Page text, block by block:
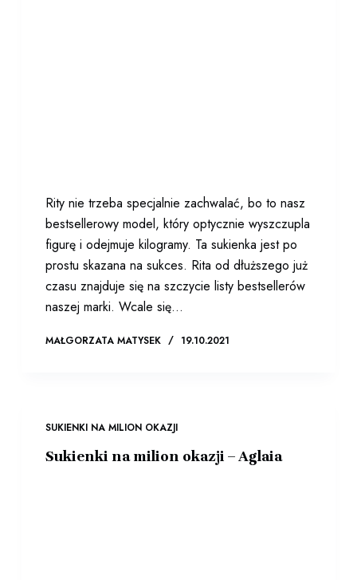
Rity nie trzeba specjalnie zachwalać, bo to nasz
bestsellerowy model, który optycznie wyszczupla
figurę i odejmuje kilogramy. Ta sukienka jest po
prostu skazana na sukces. Rita od dłuższego już
czasu znajduje się na szczycie listy bestsellerów
naszej marki. Wcale się…
MAŁGORZATA MATYSEK 19.10.2021
SUKIENKI NA MILION OKAZJI
Sukienki na milion okazji – Aglaia